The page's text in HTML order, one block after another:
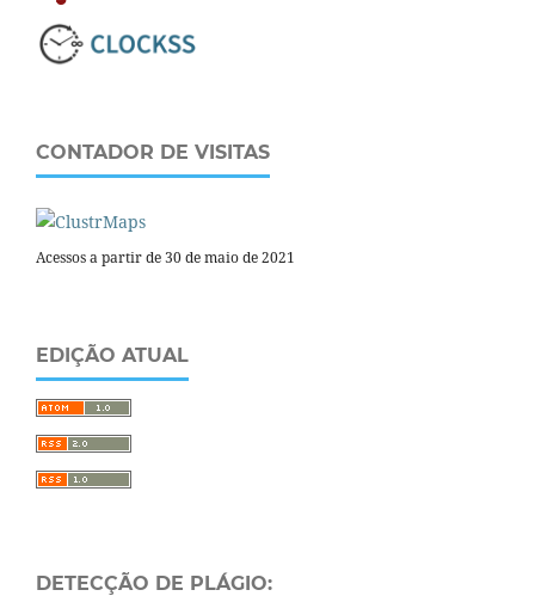
CONTADOR DE VISITAS
Acessos a partir de 30 de maio de 2021
EDIÇÃO ATUAL
DETECÇÃO DE PLÁGIO: